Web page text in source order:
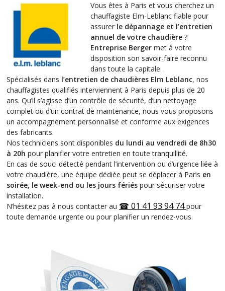
Vous êtes à Paris et vous cherchez un
chauffagiste Elm-Leblanc fiable pour
assurer le dépannage et l’entretien
annuel de votre chaudière ?
Entreprise Berger met à votre
disposition son savoir-faire reconnu
dans toute la capitale.
Spécialisés dans l’entretien de chaudières Elm Leblanc, nos
chauffagistes qualifiés interviennent à Paris depuis plus de 20
ans. Qu’il s’agisse d’un contrôle de sécurité, d’un nettoyage
complet ou d’un contrat de maintenance, nous vous proposons
un accompagnement personnalisé et conforme aux exigences
des fabricants.
Nos techniciens sont disponibles du lundi au vendredi de 8h30
à 20h pour planifier votre entretien en toute tranquillité.
En cas de souci détecté pendant l’intervention ou d’urgence liée à
votre chaudière, une équipe dédiée peut se déplacer à Paris en
soirée, le week-end ou les jours fériés pour sécuriser votre
installation.
N’hésitez pas à nous contacter au ☎ 01 41 93 94 74pour
toute demande urgente ou pour planifier un rendez-vous.